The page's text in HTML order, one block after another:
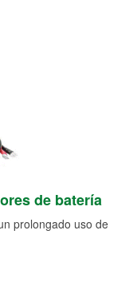
de batería
prolongado uso de